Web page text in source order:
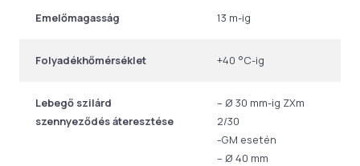
Emelőmagasság 13 m-ig
Folyadékhőmérséklet +40 °C-ig
Lebegő szilárd
szennyeződés áteresztése
– Ø 30 mm-ig ZXm
2/30
-GM esetén
– Ø 40 mm